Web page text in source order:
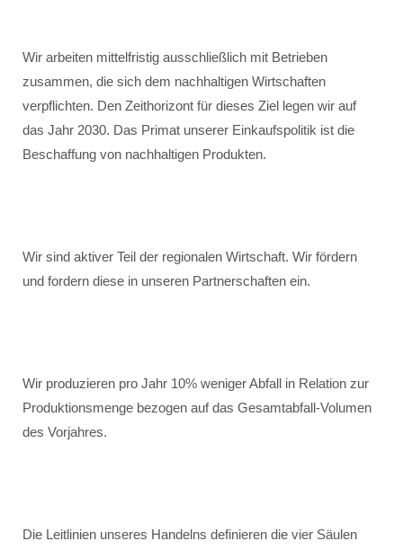
Wir arbeiten mittelfristig ausschließlich mit Betrieben
zusammen, die sich dem nachhaltigen Wirtschaften
verpflichten. Den Zeithorizont für dieses Ziel legen wir auf
das Jahr 2030. Das Primat unserer Einkaufspolitik ist die
Beschaffung von nachhaltigen Produkten.
Wir sind aktiver Teil der regionalen Wirtschaft. Wir fördern
und fordern diese in unseren Partnerschaften ein.
Wir produzieren pro Jahr 10% weniger Abfall in Relation zur
Produktionsmenge bezogen auf das Gesamtabfall-Volumen
des Vorjahres.
Die Leitlinien unseres Handelns definieren die vier Säulen